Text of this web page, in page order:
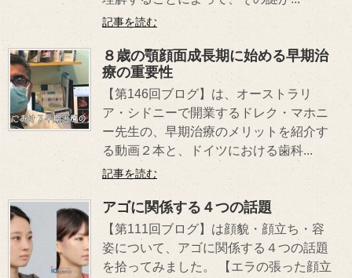
記事を読む
８歳の顎顔面成長期に始める早期治
療の重要性
【第146回ブログ】は、オーストラリ
ア・シドニーで開業するドレク・マホニ
ー先生の、早期治療のメリットを紹介す
る動画２本と、ドイツにおける歯科...
記事を読む
アゴに関係する４つの話題
【第111回ブログ】は顔貌・顔立ち・容
姿について、アゴに関係する４つの話題
を拾ってみました。 【エラの張った顔立